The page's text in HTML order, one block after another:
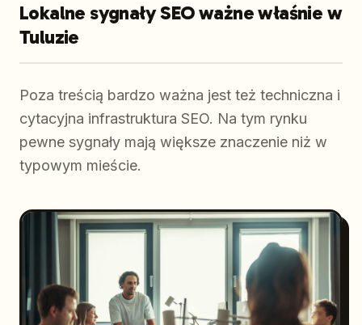
Lokalne sygnały SEO ważne właśnie w
Tuluzie
Poza treścią bardzo ważna jest też techniczna i
cytacyjna infrastruktura SEO. Na tym rynku
pewne sygnały mają większe znaczenie niż w
typowym mieście.